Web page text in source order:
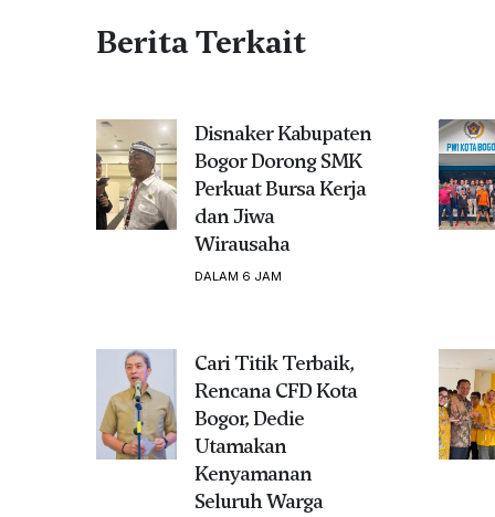
Berita Terkait
Disnaker Kabupaten
Bogor Dorong SMK
Perkuat Bursa Kerja
dan Jiwa
Wirausaha
DALAM 6 JAM
Cari Titik Terbaik,
Rencana CFD Kota
Bogor, Dedie
Utamakan
Kenyamanan
Seluruh Warga